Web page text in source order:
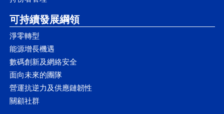
詳情請參閱《可持續發展報告》：
詳情請參閱《可持續發展報告》：
詳情請參閱《可持續發展報告》：
詳情請參閱《可持續發展報告》：
詳情請參閱《可持續發展報告》：
可持續發展綱領
淨零轉型
能源增長機遇
數碼創新及網絡安全
面向未來的團隊
營運抗逆力及供應鏈韌性
關顧社群